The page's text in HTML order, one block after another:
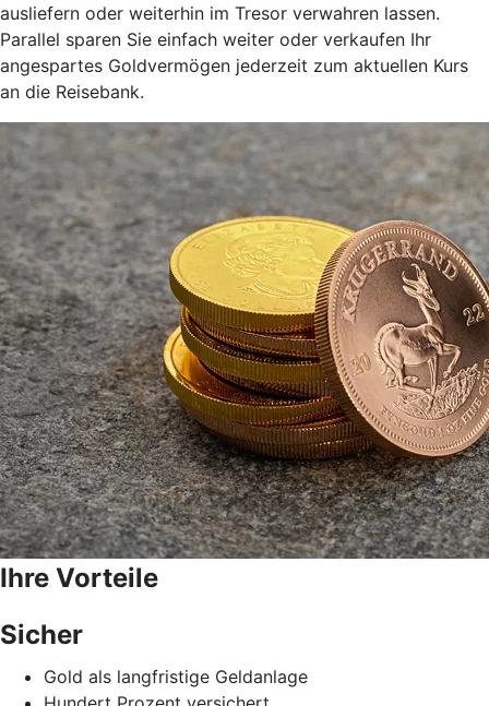
ausliefern oder weiterhin im Tresor verwahren lassen.
Parallel sparen Sie einfach weiter oder verkaufen Ihr
angespartes Goldvermögen jederzeit zum aktuellen Kurs
an die Reisebank.
Ihre Vorteile
Sicher
Gold als langfristige Geldanlage